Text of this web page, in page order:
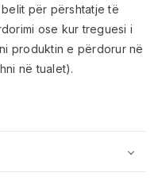
për përshtatje të
ose kur treguesi i
produktin e përdorur në
në tualet).